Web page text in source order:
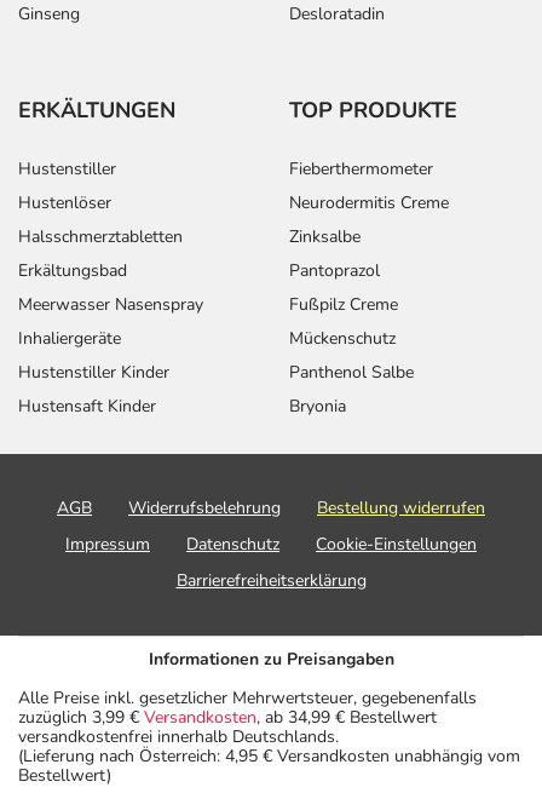
Ginseng
Desloratadin
ERKÄLTUNGEN
Hustenstiller
Hustenlöser
Halsschmerztabletten
Erkältungsbad
Meerwasser Nasenspray
Inhaliergeräte
Hustenstiller Kinder
Hustensaft Kinder
TOP PRODUKTE
Fieberthermometer
Neurodermitis Creme
Zinksalbe
Pantoprazol
Fußpilz Creme
Mückenschutz
Panthenol Salbe
Bryonia
AGB Widerrufsbelehrung
Bestellung widerrufen
Impressum
Datenschutz
Cookie-Einstellungen
Barrierefreiheitserklärung
Informationen zu Preisangaben
Alle Preise inkl. gesetzlicher Mehrwertsteuer, gegebenenfalls
zuzüglich 3,99 € Versandkosten, ab 34,99 € Bestellwert
versandkostenfrei innerhalb Deutschlands.
(Lieferung nach Österreich: 4,95 € Versandkosten unabhängig vom
Bestellwert)